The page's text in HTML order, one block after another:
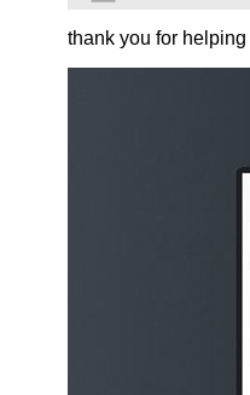
thank you for helping